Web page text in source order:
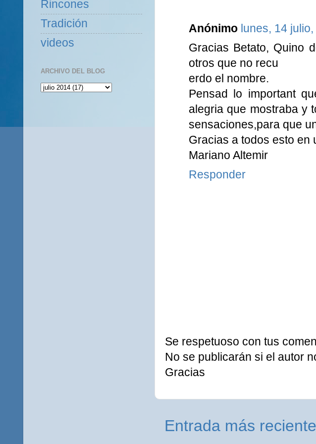
Anónimo lunes, 14
Gracias Betato, Quino
otros que no recu
erdo el nombre.
Pensad lo important
alegria que mostraba y
sensaciones,para que
Gracias a todos esto en
Mariano Altemir
Responder
Se respetuoso con tus
No se publicarán si el autor
Gracias
Entrada más reciente
Rincones
Tradición
videos
ARCHIVO DEL BLOG